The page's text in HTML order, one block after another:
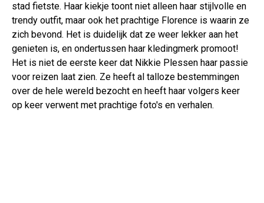
stad fietste. Haar kiekje toont niet alleen haar stijlvolle en
trendy outfit, maar ook het prachtige Florence is waarin ze
zich bevond. Het is duidelijk dat ze weer lekker aan het
genieten is, en ondertussen haar kledingmerk promoot!
Het is niet de eerste keer dat Nikkie Plessen haar passie
voor reizen laat zien. Ze heeft al talloze bestemmingen
over de hele wereld bezocht en heeft haar volgers keer
op keer verwent met prachtige foto's en verhalen.